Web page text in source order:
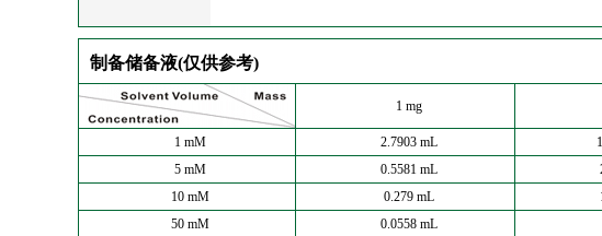
制备储备液(仅供参考)
1 mg
1 mM 2.7903 mL
5 mM
0.5581 mL
10 mM
0.279 mL
50 mM
0.0558 mL